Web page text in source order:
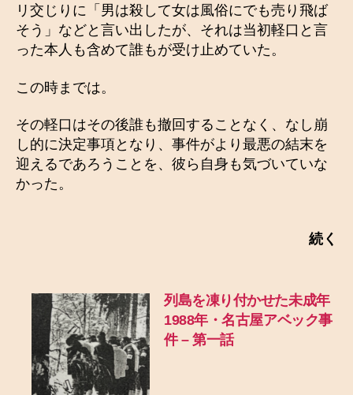
リ交じりに「男は殺して女は風俗にでも売り飛ば
そう」などと言い出したが、それは当初軽口と言
った本人も含めて誰もが受け止めていた。
この時までは。
その軽口はその後誰も撤回することなく、なし崩
し的に決定事項となり、事件がより最悪の結末を
迎えるであろうことを、彼ら自身も気づいていな
かった。
続く
列島を凍り付かせた未成年
1988年・名古屋アベック事
件 – 第一話